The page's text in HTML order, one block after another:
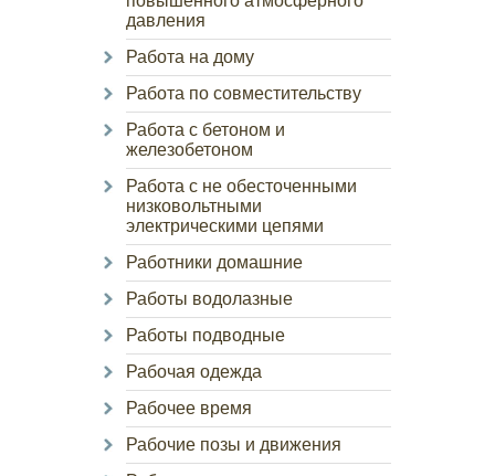
давления
Работа на дому
Работа по совместительству
Работа с бетоном и
железобетоном
Работа с не обесточенными
низковольтными
электрическими цепями
Работники домашние
Работы водолазные
Работы подводные
Рабочая одежда
Рабочее время
Рабочие позы и движения